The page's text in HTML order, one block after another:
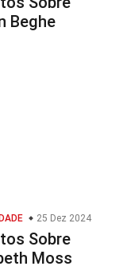
Beghe
25 Dez 2024
Sobre
Moss